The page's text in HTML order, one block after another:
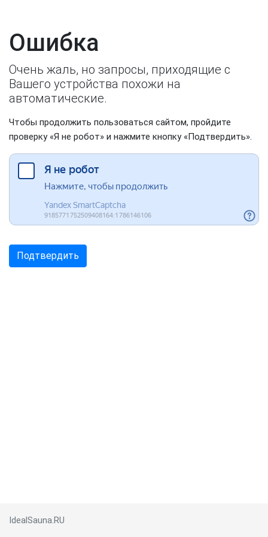
Ошибка
Очень жаль, но запросы, приходящие с
Вашего устройства похожи на
автоматические.
Чтобы продолжить пользоваться сайтом, пройдите
проверку «Я не робот» и нажмите кнопку «Подтвердить».
IdealSauna.RU